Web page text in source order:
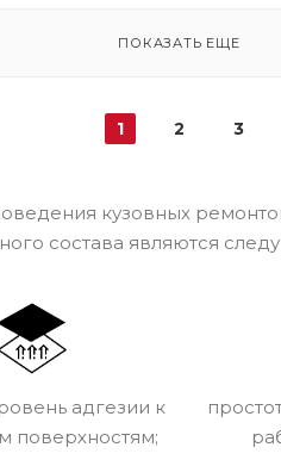
ПОКАЗАТЬ ЕЩЕ
1 2 3
кузовных
состава являются
адгезии к
поверхностям;